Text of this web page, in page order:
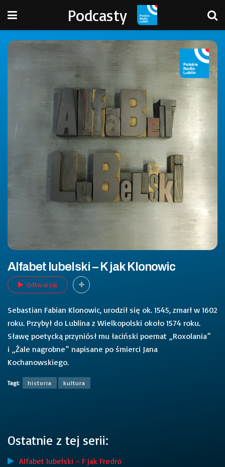
Podcasty
Alfabet lubelski – K jak Klonowic
Odtwarzaj
Sebastian Fabian Klonowic, urodził się ok. 1545, zmarł w 1602
roku. Przybył do Lublina z Wielkopolski około 1574 roku.
Sławę poetycką przyniósł mu łaciński poemat „Roxolania”
i „Żale nagrobne” napisane po śmierci Jana
Kochanowskiego.
Tagi: historia kultura
Ostatnie z tej serii:
Alfabet lubelski – F jak Fredro